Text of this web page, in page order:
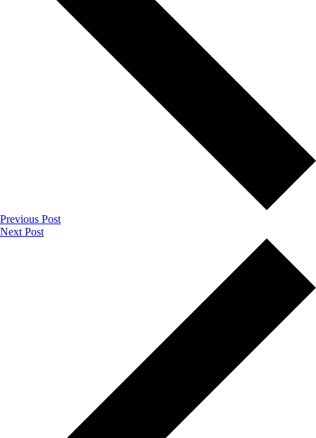
Previous Post
Next Post